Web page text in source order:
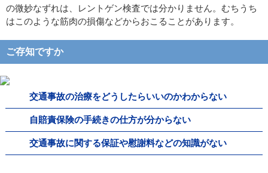
の微妙なずれは、レントゲン検査では分かりません。むちうち
はこのような筋肉の損傷などからおこることがあります。
ご存知ですか
交通事故の治療をどうしたらいいのかわからない
自賠責保険の手続きの仕方が分からない
交通事故に関する保証や慰謝料などの知識がない